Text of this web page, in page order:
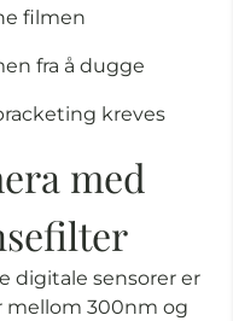
filmen
fra å dugge
kreves
med
digitale sensorer er
mellom 300nm og